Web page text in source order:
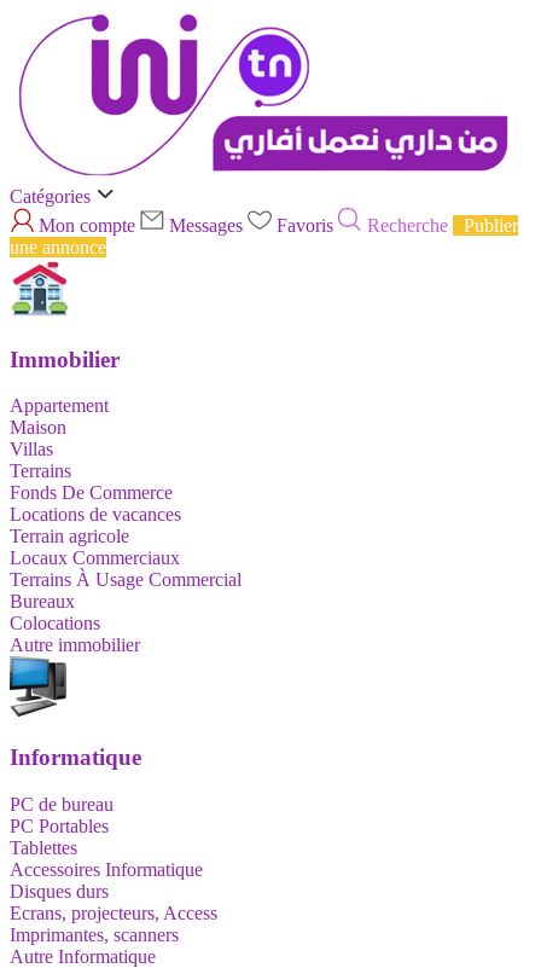
Catégories
Mon compte
Messages Favoris Recherche
Publier
une annonce
Immobilier
Appartement
Maison
Villas
Terrains
Fonds De Commerce
Locations de vacances
Terrain agricole
Locaux Commerciaux
Terrains À Usage Commercial
Bureaux
Colocations
Autre immobilier
Informatique
PC de bureau
PC Portables
Tablettes
Accessoires Informatique
Disques durs
Ecrans, projecteurs, Access
Imprimantes, scanners
Autre Informatique